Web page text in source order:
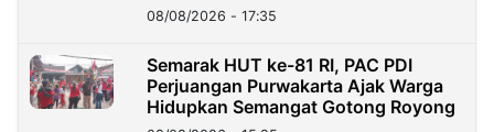
08/08/2026 - 17:35
Semarak HUT ke-81 RI, PAC PDI
Perjuangan Purwakarta Ajak Warga
Hidupkan Semangat Gotong Royong